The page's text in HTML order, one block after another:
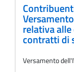
relativa
contratti di
Versamento